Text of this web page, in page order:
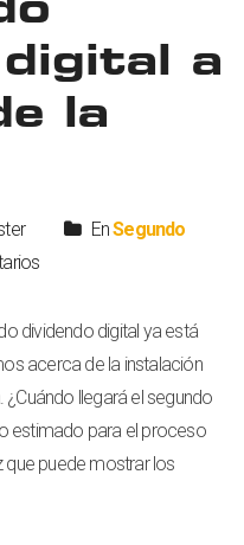
a
la
EnSegundo
dividendo digital ya está
acerca de la instalación
¿Cuándo llegará el segundo
estimado para el proceso
que puede mostrar los